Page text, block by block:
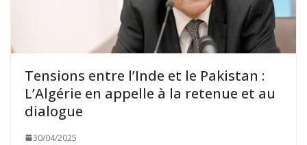
Tensions entre l’Inde et le Pakistan :
L’Algérie en appelle à la retenue et au
dialogue
30/04/2025